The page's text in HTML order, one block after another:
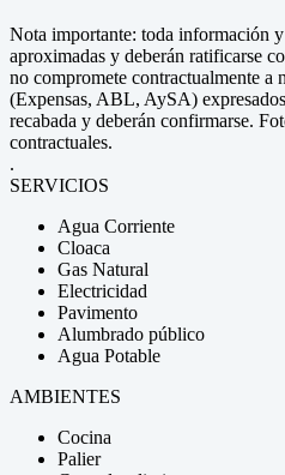
Nota importante: toda información
aproximadas y deberán ratificarse
no compromete contractualmente a
(Expensas, ABL, AySA)
recabada y deberán confirmarse.
contractuales.
.
SERVICIOS
Agua Corriente
Cloaca
Gas Natural
Electricidad
Pavimento
Alumbrado público
Agua Potable
AMBIENTES
Cocina
Palier